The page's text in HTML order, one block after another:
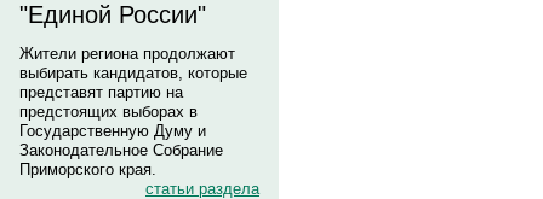
"Единой России"
Жители региона продолжают
выбирать кандидатов, которые
представят партию на
предстоящих выборах в
Государственную Думу и
Законодательное Собрание
Приморского края.
статьи раздела